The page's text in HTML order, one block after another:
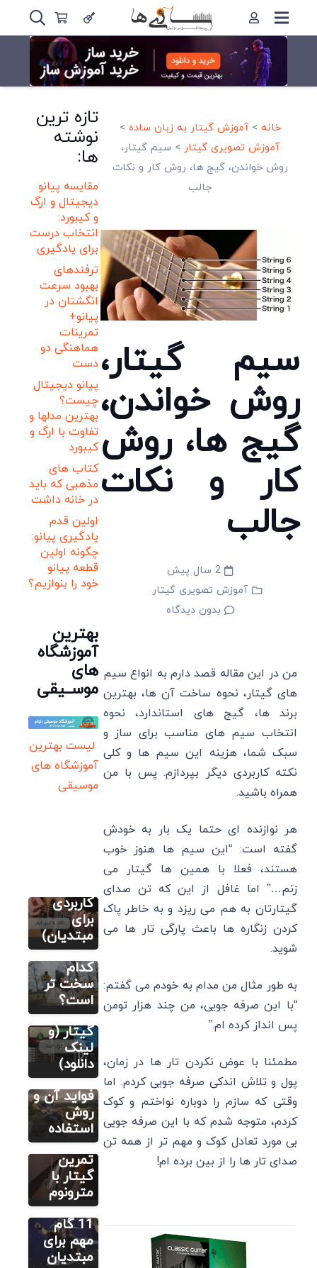
خانه >آموزش گیتار به زبان ساده >
آموزش تصویری گیتار > سیم گیتار،
روش خواندن، گیج ها، روش کار و نکات
جالب
سیم گیتار،
روش خواندن،
گیج ها، روش
کار و نکات
جالب
2 سال پیش
آموزش تصویری گیتار
بدون دیدگاه
من در این مقاله قصد دارم به انواع سیم
‌های گیتار، نحوه ساخت آن ها، بهترین
برند ها، گیج ‌های استاندارد، نحوه
انتخاب سیم‌ های مناسب برای ساز و
سبک شما، هزینه این سیم ها و کلی
نکته کاربردی دیگر بپردازم. پس با من
همراه باشید.
هر نوازنده ای حتما یک بار به خودش
گفته است: “این سیم ها هنوز خوب
هستند، فعلا با همین ها گیتار می
زنم…” اما غافل از این که تن صدای
گیتارتان به هم می ریزد و به خاطر پاک
کردن زنگاره ها باعث پارگی تار ها می
شوید.
به طور مثال من مدام به خودم می گفتم:
“با این صرفه جویی، من چند هزار تومن
پس انداز کرده ام.”
مطمئنا با عوض نکردن تار ها در زمان،
پول و تلاش اندکی صرفه جویی کردم. اما
وقتی که سازم را دوباره نواختم و کوک
کردم، متوجه شدم که با این صرفه جویی
بی مورد تعادل کوک و مهم تر از همه تن
صدای تار ها را از بین برده ام!
تازه ترین
نوشته
ها:
مقایسه پیانو
دیجیتال و ارگ
و کیبورد:
انتخاب درست
برای یادگیری
ترفندهای
بهبود سرعت
انگشتان در
پیانو+
تمرینات
هماهنگی دو
دست
پیانو دیجیتال
چیست؟
بهترین مدلها و
تفاوت با ارگ و
کیبورد
کتاب های
مذهبی که باید
در خانه داشت
اولین قدم
یادگیری پیانو:
چگونه اولین
قطعه پیانو
خود را بنوازیم؟
بهترین
آموزشگاه
های
موســیقی
لیست بهترین
آموزشگاه های
موسیقی
کاربردی
برای
مبتدیان)
دیگر
ویولن بهتر
است یا
گیتار؟ و
کدام
سخت تر
است؟
آموزش
تصویری گیتار
10
اپلیکیشن
برتر برای
کوک
گیتار (و
لینک
دانلود)
آموزش
تصویری گیتار
کاپو گیتار
چیست؟
فواید آن و
روش
استفاده
آموزش
تصویری گیتار
مترونوم
چیست؟
روش
تمرین
گیتار با
مترونوم
آموزش
تصویری گیتار
چطور
گیتار را
بصورت
اصولی یاد
بگیریم؟
11 گام
مهم برای
مبتدیان